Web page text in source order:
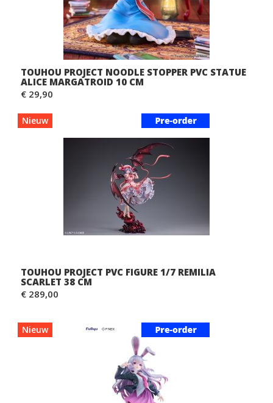
TOUHOU PROJECT NOODLE STOPPER PVC STATUE
ALICE MARGATROID 10 CM
€ 29,90
Nieuw
TOUHOU PROJECT PVC FIGURE 1/7 REMILIA
SCARLET 38 CM
€ 289,00
Nieuw